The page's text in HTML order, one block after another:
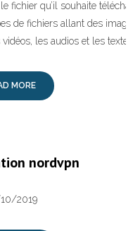
fichier qu’il souhaite
de fichiers allant des images
les audios et les textes.
MORE
nordvpn
2019